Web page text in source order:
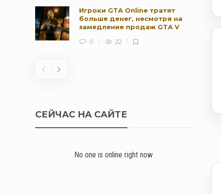
Игроки GTA Online тратят
больше денег, несмотря на
замедление продаж GTA V
0
22
СЕЙЧАС НА САЙТЕ
No one is online right now